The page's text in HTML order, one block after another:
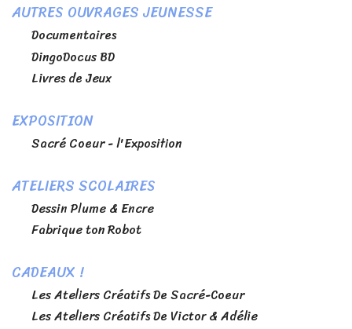
AUTRES OUVRAGES JEUNESSE
Documentaires
DingoDocus BD
Livres de Jeux
EXPOSITION
Sacré Coeur - l'Exposition
ATELIERS SCOLAIRES
Dessin Plume & Encre
Fabrique ton Robot
CADEAUX !
Les Ateliers Créatifs De Sacré-Coeur
Les Ateliers Créatifs De Victor & Adélie